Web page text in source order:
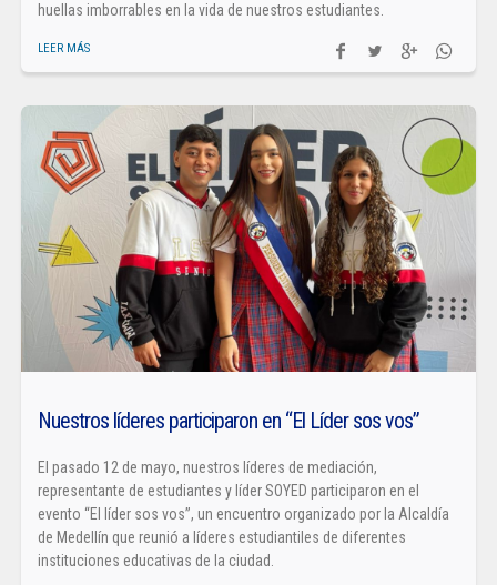
huellas imborrables en la vida de nuestros estudiantes.
LEER MÁS
Nuestros líderes participaron en “El Líder sos vos”
El pasado 12 de mayo, nuestros líderes de mediación,
representante de estudiantes y líder SOYED participaron en el
evento “El líder sos vos”, un encuentro organizado por la Alcaldía
de Medellín que reunió a líderes estudiantiles de diferentes
instituciones educativas de la ciudad.